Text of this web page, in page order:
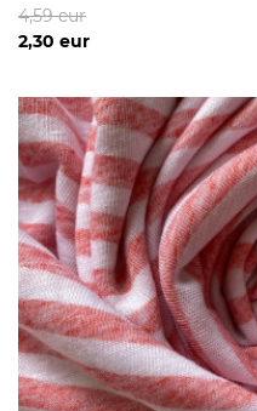
2,30 eur
4,59eur